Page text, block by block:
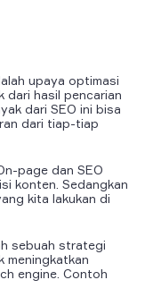
upaya optimasi
dari hasil pencarian
dari SEO ini bisa
dari tiap-tiap
page dan SEO
konten. Sedangkan
kita lakukan di
sebuah strategi
meningkatkan
engine. Contoh